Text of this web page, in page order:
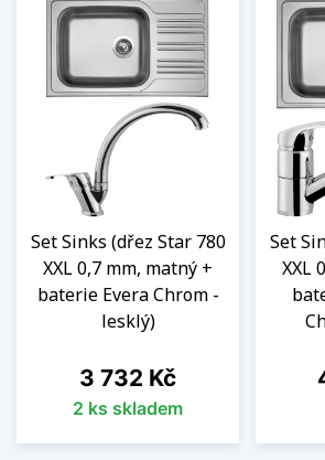
Set Sinks (dřez Star 780
XXL 0,7 mm, matný +
baterie Evera Chrom -
lesklý)
Cena
3 732 Kč
2 ks skladem
Set
XXL